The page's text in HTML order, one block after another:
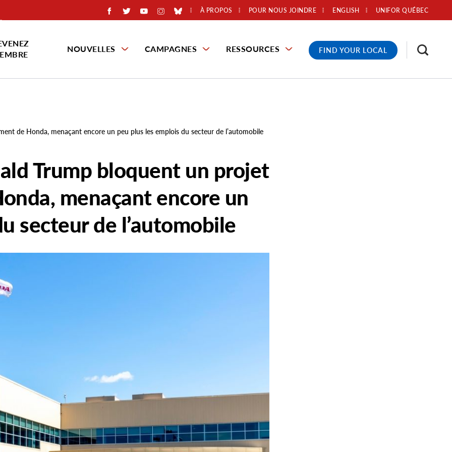
À PROPOS POUR NOUS JOINDRE UNIFOR QUÉBEC
ENGLISH
NOUVELLES CAMPAGNES RESSOURCES FIND YOUR LOCAL
de Honda, menaçant encore un peu plus les emplois du secteur de l’automobile
Trump bloquent un projet
menaçant encore un
secteur de l’automobile